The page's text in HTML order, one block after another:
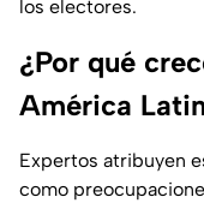
los electores.
¿Por qué
América
Expertos atribuyen
como